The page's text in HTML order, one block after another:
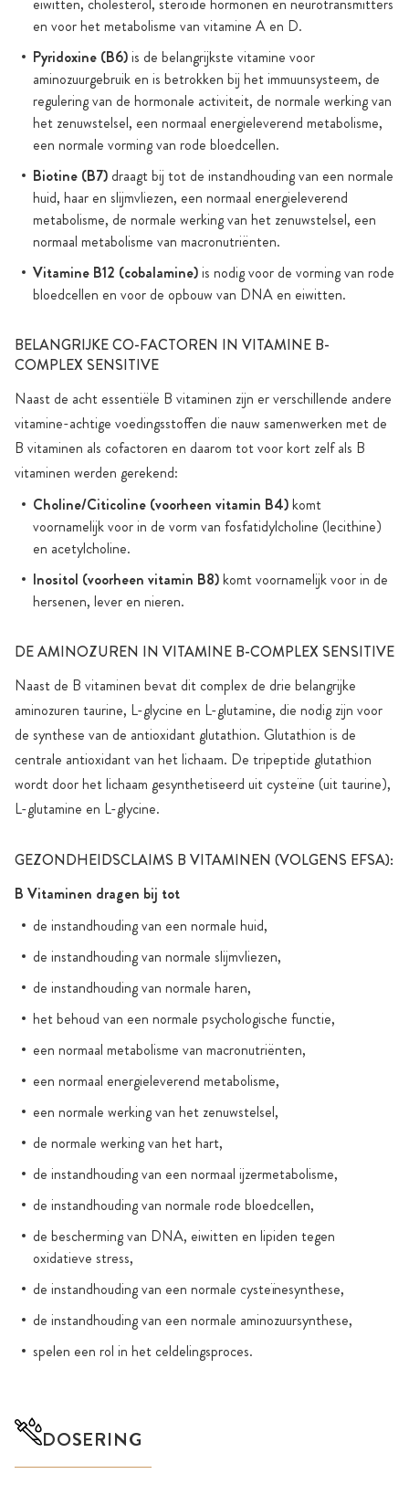
en voor het metabolisme van vitamine A en D.
Pyridoxine (B6)is de belangrijkste vitamine voor
aminozuurgebruik en is betrokken bij het immuunsysteem, de
regulering van de hormonale activiteit, de normale werking van
het zenuwstelsel, een normaal energieleverend metabolisme,
een normale vorming van rode bloedcellen.
Biotine (B7) draagt bij tot de instandhouding van een normale
huid, haar en slijmvliezen, een normaal energieleverend
metabolisme, de normale werking van het zenuwstelsel, een
normaal metabolisme van macronutriënten.
Vitamine B12 (cobalamine)is nodig voor de vorming van rode
bloedcellen en voor de opbouw van DNA en eiwitten.
BELANGRIJKE CO-FACTOREN IN VITAMINE B-
COMPLEX SENSITIVE
Naast de acht essentiële B vitaminen zijn er verschillende andere
vitamine-achtige voedingsstoffen die nauw samenwerken met de
B vitaminen als cofactoren en daarom tot voor kort zelf als B
vitaminen werden gerekend:
Choline/Citicoline (voorheen vitamin B4)komt
voornamelijk voor in de vorm van fosfatidylcholine (lecithine)
en acetylcholine.
Inositol (voorheen vitamin B8)komt voornamelijk voor in de
hersenen, lever en nieren.
DE AMINOZUREN IN VITAMINE B-COMPLEX SENSITIVE
Naast de B vitaminen bevat dit complex de drie belangrijke
aminozuren taurine, L-glycine en L-glutamine, die nodig zijn voor
de synthese van de antioxidant glutathion. Glutathion is de
centrale antioxidant van het lichaam. De tripeptide glutathion
wordt door het lichaam gesynthetiseerd uit cysteïne (uit taurine),
L-glutamine en L-glycine.
GEZONDHEIDSCLAIMS B VITAMINEN (VOLGENS EFSA):
B Vitaminen dragen bij tot
de instandhouding van een normale huid,
de instandhouding van normale slijmvliezen,
de instandhouding van normale haren,
het behoud van een normale psychologische functie,
een normaal metabolisme van macronutriënten,
een normaal energieleverend metabolisme,
een normale werking van het zenuwstelsel,
de normale werking van het hart,
de instandhouding van een normaal ijzermetabolisme,
de instandhouding van normale rode bloedcellen,
de bescherming van DNA, eiwitten en lipiden tegen
oxidatieve stress,
de instandhouding van een normale cysteïnesynthese,
de instandhouding van een normale aminozuursynthese,
spelen een rol in het celdelingsproces.
DOSERING